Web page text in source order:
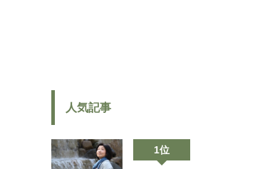
人気記事
1位